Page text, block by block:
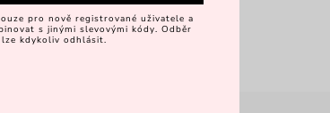
pro nově registrované uživatele a
s jinými slevovými kódy. Odběr
kdykoliv odhlásit.